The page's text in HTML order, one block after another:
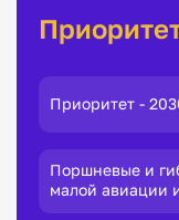
Приоритет -
Поршневые и
малой авиации